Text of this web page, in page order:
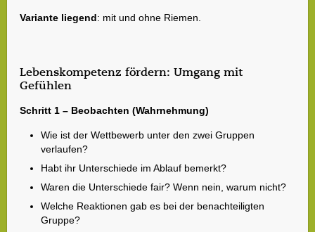
Variante liegend: mit und ohne Riemen.
Lebenskompetenz fördern: Umgang mit
Gefühlen
Schritt 1 – Beobachten (Wahrnehmung)
Wie ist der Wettbewerb unter den zwei Gruppen
verlaufen?
Habt ihr Unterschiede im Ablauf bemerkt?
Waren die Unterschiede fair? Wenn nein, warum nicht?
Welche Reaktionen gab es bei der benachteiligten
Gruppe?